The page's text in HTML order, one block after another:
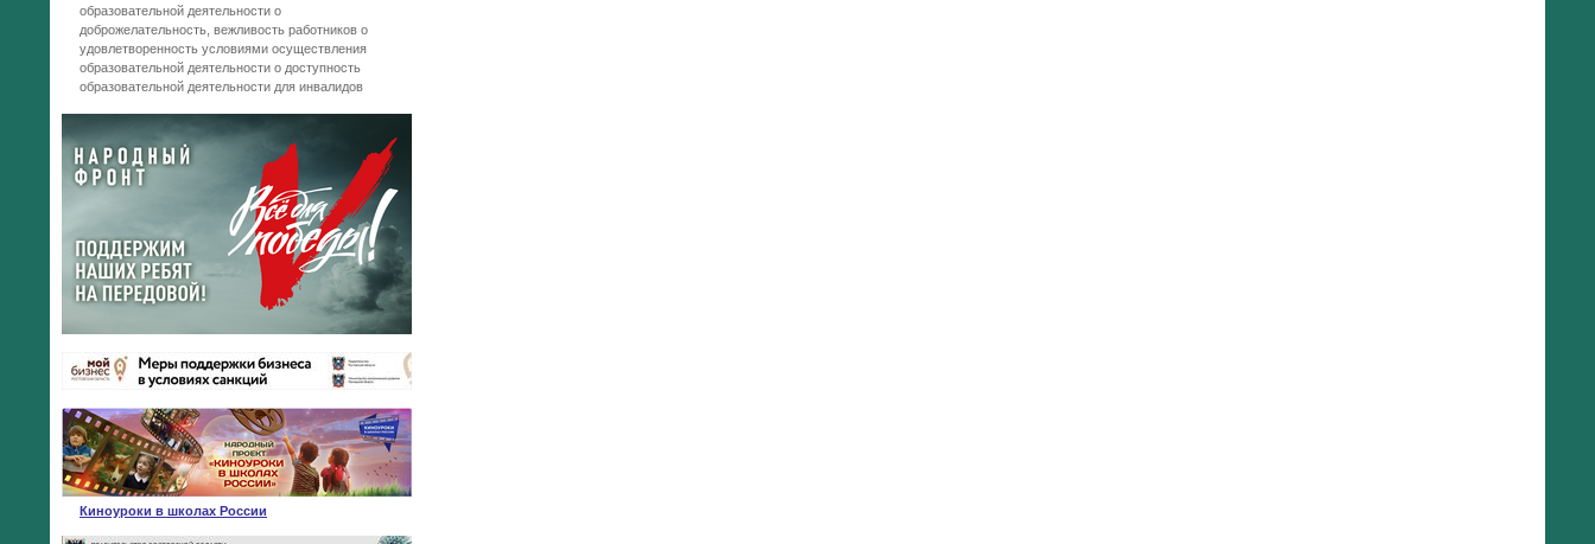
образовательной деятельности o
доброжелательность, вежливость работников o
удовлетворенность условиями осуществления
образовательной деятельности o доступность
образовательной деятельности для инвалидов
Киноуроки в школах России